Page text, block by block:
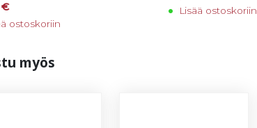
€
ostoskoriin
Lisää ostoskoriin
myös